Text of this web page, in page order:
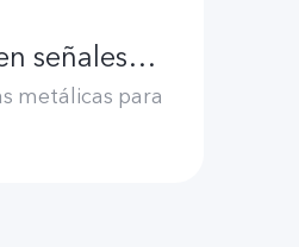
El uso de fundas metálicas producen señales de GPS débiles
metálicas para